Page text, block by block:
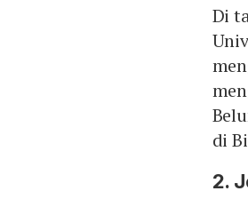
Di
di
2.